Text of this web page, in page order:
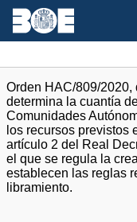
Orden HAC/809/2020,
determina la cuantía
Comunidades
los recursos previstos
artículo 2 del Real
el que se regula la
establecen las reglas
libramiento.